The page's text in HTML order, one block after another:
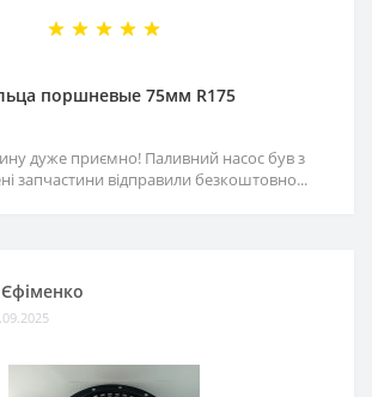
поршневые 75мм R175
дуже приємно! Паливний насос був з
запчастини відправили безкоштовно...